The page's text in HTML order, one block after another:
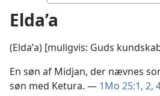
Elda’a
(Eldaʹa) [muligvis: Guds
En søn af Midjan, der nævnes
søn med Ketura. — 1Mo 25:1, 2,